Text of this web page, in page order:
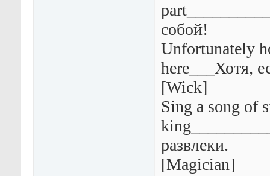
собой!
Unfortunately
here___Хотя,
[Wick]
Sing a song of
развлеки.
[Magician]